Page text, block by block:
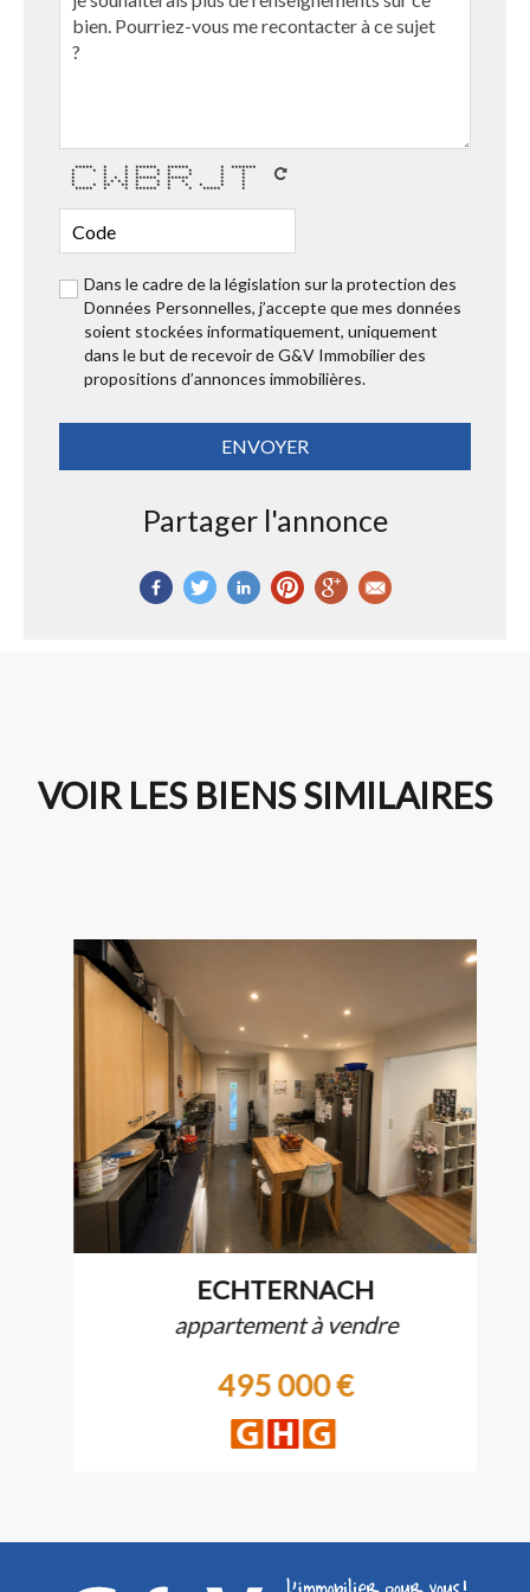
***** * * ****** ****** * *******
* * * * * * * * * *
* * * * * * * * *
* * * * ****** ****** * *
* * * * * * * * * * *
* * ** ** * * * * * * *
***** * * ****** * * ***** *
Dans le cadre de la législation sur la protection des
Données Personnelles, j’accepte que mes données
soient stockées informatiquement, uniquement
dans le but de recevoir de G&V Immobilier des
propositions d’annonces immobilières.
Partager l'annonce
VOIR LES BIENS SIMILAIRES
ECHTERNACH
appartement à vendre
495 000 €